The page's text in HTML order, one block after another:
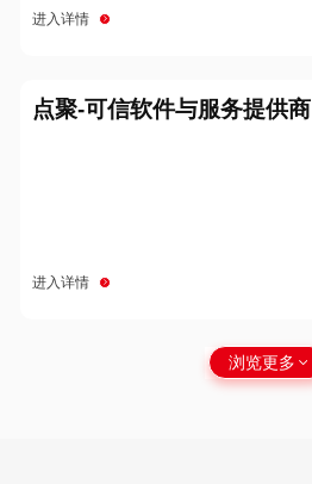
进入详情
点聚-可信软件与服务提供商
进入详情
浏览更多